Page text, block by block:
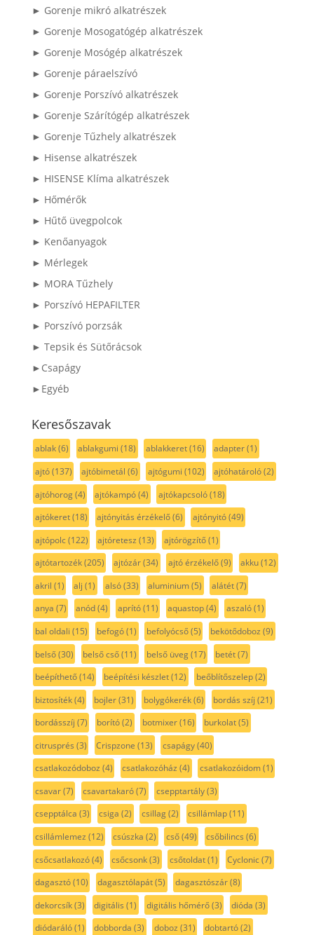
► Gorenje mikró alkatrészek
► Gorenje Mosogatógép alkatrészek
► Gorenje Mosógép alkatrészek
► Gorenje páraelszívó
► Gorenje Porszívó alkatrészek
► Gorenje Szárítógép alkatrészek
► Gorenje Tűzhely alkatrészek
► Hisense alkatrészek
► HISENSE Klíma alkatrészek
► Hőmérők
► Hűtő üvegpolcok
► Kenőanyagok
► Mérlegek
► MORA Tűzhely
► Porszívó HEPAFILTER
► Porszívó porzsák
► Tepsik és Sütőrácsok
►Csapágy
►Egyéb
Keresőszavak
ablak(6) ablakgumi (18) ablakkeret(16) adapter(1)
ajtó(137) ajtóbimetál (6) ajtógumi (102) ajtóhatároló(2)
ajtóhorog(4) ajtókampó(4) ajtókapcsoló(18)
ajtókeret(18) ajtónyitás érzékelő(6) ajtónyitó(49)
ajtópolc(122) ajtóretesz (13) ajtórögzítő(1)
ajtótartozék(205) ajtózár(34) ajtó érzékelő(9) akku(12)
akril (1) alj (1) alsó(33) aluminium(5) alátét(7)
anya (7) anód(4) aprító(11) aquastop(4) aszaló(1)
bal oldali (15) befogó(1) befolyócső(5) bekötődoboz (9)
belső(30) belső cső(11) belső üveg(17) betét(7)
beépíthető(14) beépítési készlet(12) beőblítőszelep(2)
biztosíték(4) bojler(31) bolygókerék(6) bordás szíj (21)
bordásszíj (7) borító(2) botmixer(16) burkolat(5)
citrusprés (3) Crispzone (13) csapágy(40)
csatlakozódoboz (4) csatlakozóház (4) csatlakozóidom(1)
csavar(7) csavartakaró(7) csepptartály(3)
csepptálca (3) csiga (2) csillag(2) csillámlap(11)
csillámlemez (12) csúszka (2) cső(49) csőbilincs (6)
csőcsatlakozó(4) csőcsonk(3) csőtoldat(1) Cyclonic(7)
dagasztó(10) dagasztólapát(5) dagasztószár(8)
dekorcsík(3) digitális (1) digitális hőmérő(3) dióda (3)
diódaráló(1) dobborda (3) doboz (31) dobtartó(2)